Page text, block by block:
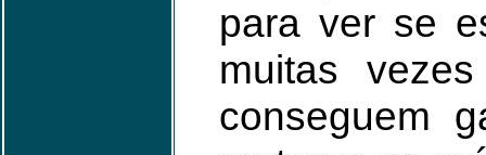
para ver se
muitas
conseguem